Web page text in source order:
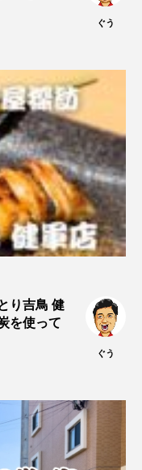
ぐう
り吉鳥 健
を使って
ぐう